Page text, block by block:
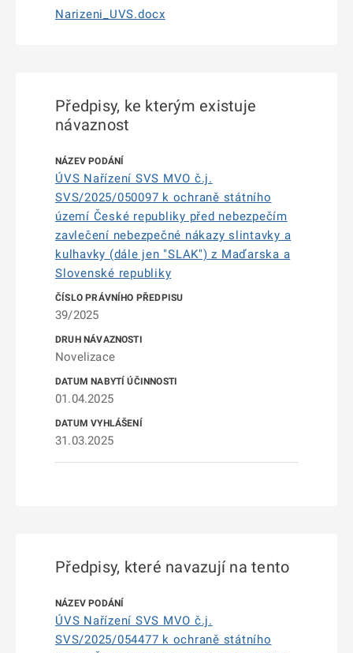
Narizeni_UVS.docx
Předpisy, ke kterým existuje
návaznost
ÚVS Nařízení SVS MVO č.j.
SVS/2025/050097 k ochraně státního
území České republiky před nebezpečím
zavlečení nebezpečné nákazy slintavky a
kulhavky (dále jen "SLAK") z Maďarska a
Slovenské republiky
39/2025
Novelizace
01.04.2025
31.03.2025
Předpisy, které navazují na tento
ÚVS Nařízení SVS MVO č.j.
SVS/2025/054477 k ochraně státního